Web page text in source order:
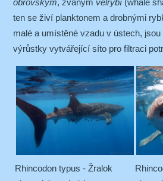
ten se živí planktonem a drobnými
malé a umístěné vzadu v ústech,
výrůstky vytvářející síto pro filtraci
Rhincodon typus - Žralok